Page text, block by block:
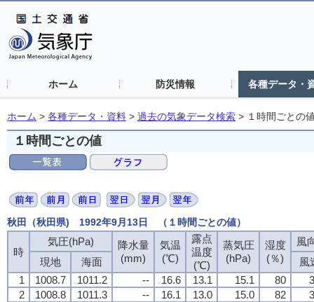
ホーム 防災情報 各種データ・
ホーム > 各種データ・資料 > 過去の気象データ検索 > １時間ごとの
１時間ごとの値
秋田（秋田県) 1992年9月13日 （１時間ごとの値）
時
気圧(hPa)
降水量
(mm)
気温
(℃)
露点
温度
(℃)
蒸気圧
(hPa)
湿度
(％)
風
現地
海面
風
1
1008.7 1011.2 -- 16.6 13.1 15.1 80
2
1008.8 1011.3 -- 16.1 13.0 15.0 82
時
気圧(hPa)
降水量
(mm)
気温
(℃)
露点
温度
(℃)
蒸気圧
(hPa)
湿度
(％)
風
現地
海面
風
1
1008.7 1011.2 -- 16.6 13.1 15.1 80
2
1008.8 1011.3 -- 16.1 13.0 15.0 82
時
気圧(hPa)
降水量
(mm)
気温
(℃)
露点
温度
(℃)
蒸気圧
(hPa)
湿度
(％)
風
現地
海面
風
1
1008.7 1011.2 -- 16.6 13.1 15.1 80
2
1008.8 1011.3 -- 16.1 13.0 15.0 82
時
気圧(hPa)
降水量
(mm)
気温
(℃)
露点
温度
(℃)
蒸気圧
(hPa)
湿度
(％)
風
現地
海面
風
1
1008.7 1011.2 -- 16.6 13.1 15.1 80
2
1008.8 1011.3 -- 16.1 13.0 15.0 82